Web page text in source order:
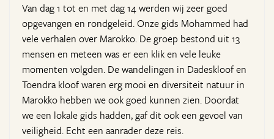
Van dag 1 tot en met dag 14 werden wij zeer goed
opgevangen en rondgeleid. Onze gids Mohammed had
vele verhalen over Marokko. De groep bestond uit 13
mensen en meteen was er een klik en vele leuke
momenten volgden. De wandelingen in Dadeskloof en
Toendra kloof waren erg mooi en diversiteit natuur in
Marokko hebben we ook goed kunnen zien. Doordat
we een lokale gids hadden, gaf dit ook een gevoel van
veiligheid. Echt een aanrader deze reis.